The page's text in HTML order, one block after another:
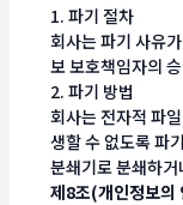
1. 파기 절차
회사는 파기 사유
보 보호책임자의
2. 파기 방법
회사는 전자적 파
생할 수 없도록 파
분쇄기로 분쇄하
제8조(개인정보의